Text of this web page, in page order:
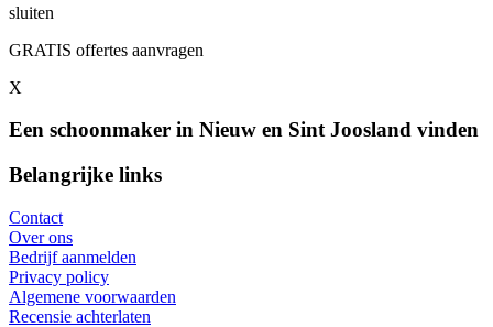
sluiten
GRATIS offertes aanvragen
X
Een schoonmaker in Nieuw en Sint Joosland vinden
Belangrijke links
Contact
Over ons
Bedrijf aanmelden
Privacy policy
Algemene voorwaarden
Recensie achterlaten